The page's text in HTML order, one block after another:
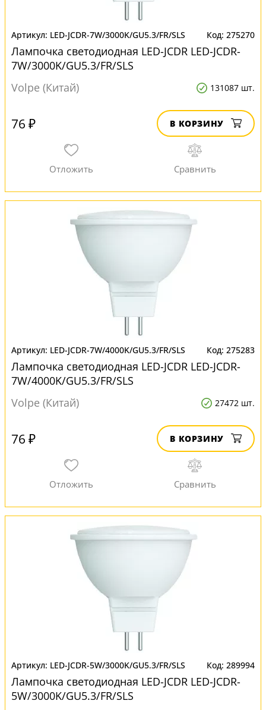
LED-JCDR-7W/3000K/GU5.3/FR/SLS 275270
Лампочка светодиодная LED-JCDR LED-JCDR-
7W/3000K/GU5.3/FR/SLS
Volpe (Китай)
131087 шт.
76 ₽ В КОРЗИНУ
LED-JCDR-7W/4000K/GU5.3/FR/SLS 275283
Лампочка светодиодная LED-JCDR LED-JCDR-
7W/4000K/GU5.3/FR/SLS
Volpe (Китай)
27472 шт.
76 ₽ В КОРЗИНУ
LED-JCDR-5W/3000K/GU5.3/FR/SLS 289994
Лампочка светодиодная LED-JCDR LED-JCDR-
5W/3000K/GU5.3/FR/SLS